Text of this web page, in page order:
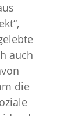
auch
die